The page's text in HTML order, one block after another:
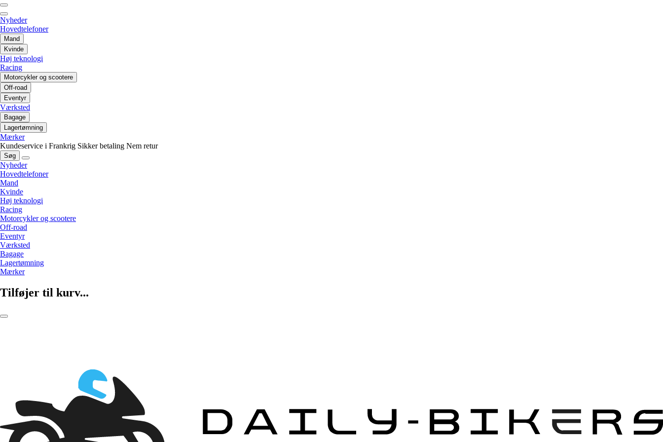
Nyheder
Hovedtelefoner
Mand
Kvinde
Høj teknologi
Racing
Motorcykler og scootere
Off-road
Eventyr
Værksted
Bagage
Lagertømning
Mærker
Kundeservice i Frankrig Sikker betaling Nem retur
Søg
Nyheder
Hovedtelefoner
Mand
Kvinde
Høj teknologi
Racing
Motorcykler og scootere
Off-road
Eventyr
Værksted
Bagage
Lagertømning
Mærker
Tilføjer til kurv...